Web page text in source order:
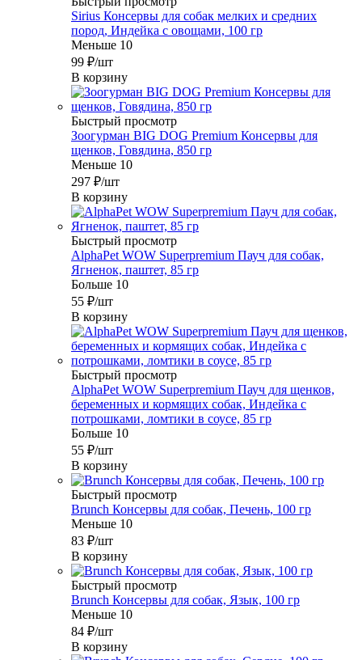
Sirius Консервы для собак мелких и средних
пород, Индейка с овощами, 100 гр
Меньше 10
99 ₽/шт
В корзину
Быстрый просмотр
Зоогурман BIG DOG Premium Консервы для
щенков, Говядина, 850 гр
Меньше 10
297 ₽/шт
В корзину
Быстрый просмотр
AlphaPet WOW Superpremium Пауч для собак,
Ягненок, паштет, 85 гр
Больше 10
55 ₽/шт
В корзину
Быстрый просмотр
AlphaPet WOW Superpremium Пауч для щенков,
беременных и кормящих собак, Индейка с
потрошками, ломтики в соусе, 85 гр
Больше 10
55 ₽/шт
В корзину
Быстрый просмотр
Brunch Консервы для собак, Печень, 100 гр
Меньше 10
83 ₽/шт
В корзину
Быстрый просмотр
Brunch Консервы для собак, Язык, 100 гр
Меньше 10
84 ₽/шт
В корзину